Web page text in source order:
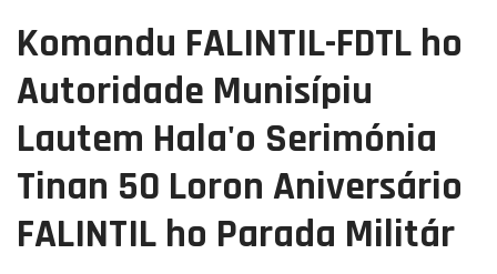
Komandu FALINTIL-FDTL ho
Autoridade Munisípiu
Lautem Hala'o Serimónia
Tinan 50 Loron Aniversário
FALINTIL ho Parada Militár